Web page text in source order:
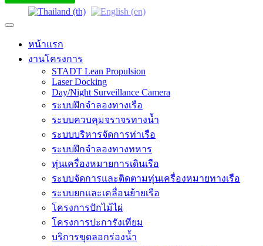
หน้าแรก
งานโครงการ
STADT Lean Propulsion
Laser Docking
Day/Night Surveillance Camera
ระบบฝึกจำลองทางเรือ
ระบบควบคุมจราจรทางน้ำ
ระบบบริหารจัดการท่าเรือ
ระบบฝึกจำลองทางทหาร
ทุ่นเครื่องหมายการเดินเรือ
ระบบจัดการและติดตามทุ่นเครื่องหมายทางเรือ
ระบบยกและเคลื่อนย้ายเรือ
โครงการปักไม้ไผ่
โครงการปะการังเทียม
บริการขุดลอกร่องน้ำ